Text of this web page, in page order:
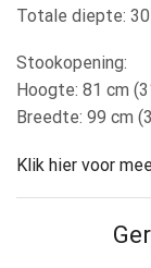
Totale diepte:
Stookopening:
Hoogte: 81 cm
Breedte: 99 cm
Klik hier voor